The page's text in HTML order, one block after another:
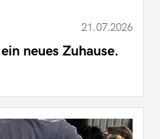
21.07.2026
neues Zuhause.